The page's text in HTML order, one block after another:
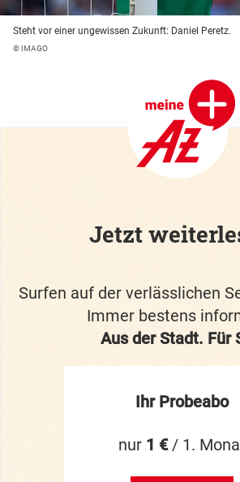
Steht vor einer ungewissen Zukunft: Daniel Peretz.
© IMAGO
Jetzt
Surfen auf der verlässlichen
Immer bestens
Aus der Stadt. Für
Ihr Probeabo
nur 1 €/ 1.